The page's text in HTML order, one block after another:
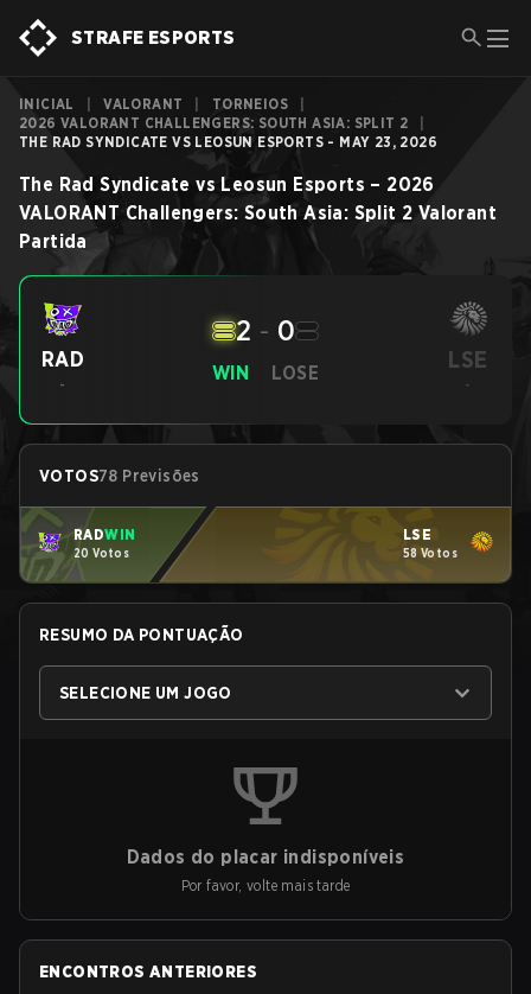
STRAFE ESPORTS
INICIAL VALORANT TORNEIOS
2026 VALORANT CHALLENGERS: SOUTH ASIA: SPLIT 2
THE RAD SYNDICATE VS LEOSUN ESPORTS - MAY 23, 2026
The Rad Syndicate vs Leosun Esports – 2026
VALORANT Challengers: South Asia: Split 2 Valorant
Partida
RAD
-
WIN
2 - 0
LOSE LSE
-
VOTOS78 Previsões
RADWIN
20 Votos
LSE
58 Votos
RESUMO DA PONTUAÇÃO
SELECIONE UM JOGO
Dados do placar indisponíveis
Por favor, volte mais tarde
ENCONTROS ANTERIORES